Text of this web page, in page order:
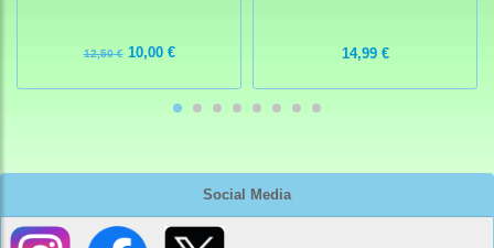
Social Media
12,50 €10,00 € 14,99 €